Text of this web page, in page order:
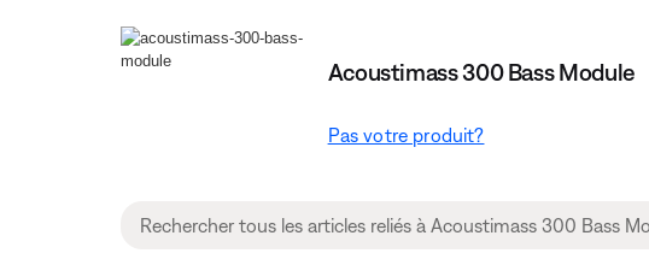
Acoustimass 300 Bass Module
Pas votre produit?